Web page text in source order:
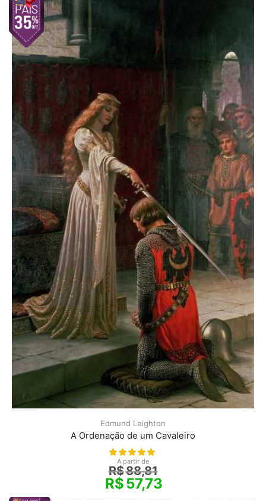
Edmund Leighton
A Ordenação de um Cavaleiro
A partir de
R$88,81
R$57,73